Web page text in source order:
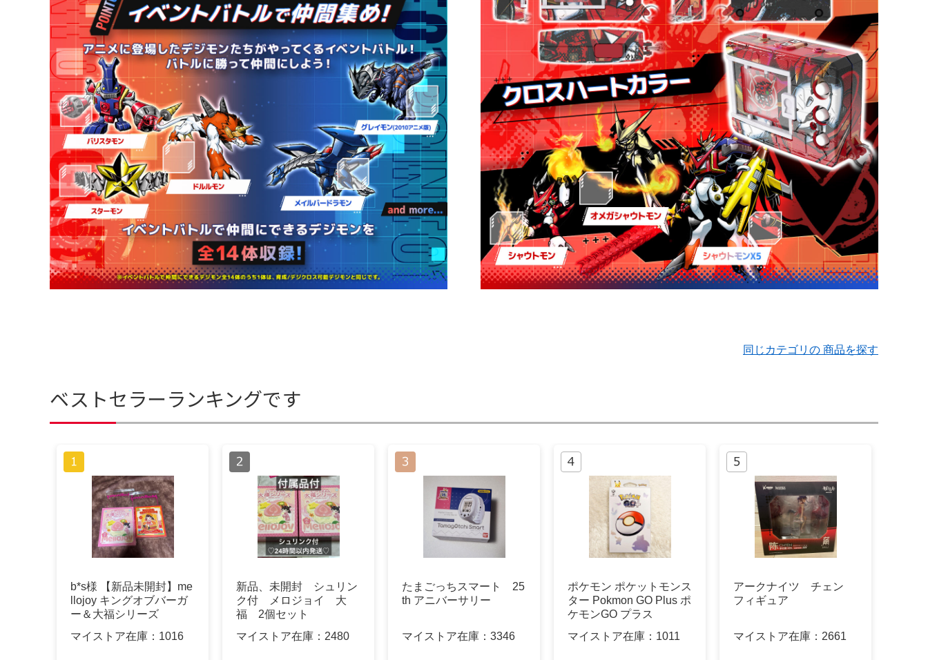
同じカテゴリの 商品を探す
ベストセラーランキングです
b*s様 【新品未開封】me
llojoy キングオブバーガ
ー＆大福シリーズ
マイストア在庫： 1016
新品、未開封 シュリン
ク付 メロジョイ 大
福 2個セット
マイストア在庫： 2480
たまごっちスマート 25
th アニバーサリー
マイストア在庫： 3346
ポケモン ポケットモンス
ター Pokmon GO Plus ポ
ケモンGO プラス
マイストア在庫： 1011
アークナイツ チェン
フィギュア
マイストア在庫： 2661